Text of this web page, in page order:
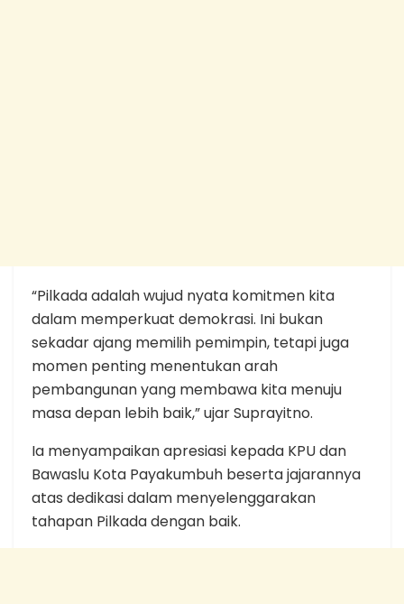
“Pilkada adalah wujud nyata komitmen kita
dalam memperkuat demokrasi. Ini bukan
sekadar ajang memilih pemimpin, tetapi juga
momen penting menentukan arah
pembangunan yang membawa kita menuju
masa depan lebih baik,” ujar Suprayitno.
Ia menyampaikan apresiasi kepada KPU dan
Bawaslu Kota Payakumbuh beserta jajarannya
atas dedikasi dalam menyelenggarakan
tahapan Pilkada dengan baik.